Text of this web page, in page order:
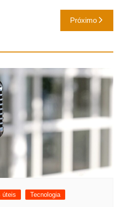
Próximo
úteis Tecnologia